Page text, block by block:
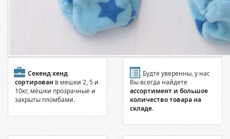
Секенд хенд
сортирован в мешки 2, 5 и
10кг, мешки прозрачные и
закрыты пломбами.
Будте уверенны, у нас
Вы всегда найдете
ассортимент и большое
количество товара на
складе.